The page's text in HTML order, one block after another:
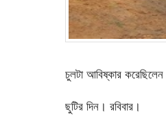
চুলটা আবিষ্কার করেছিলেন
ছুটির দিন। রবিবার।